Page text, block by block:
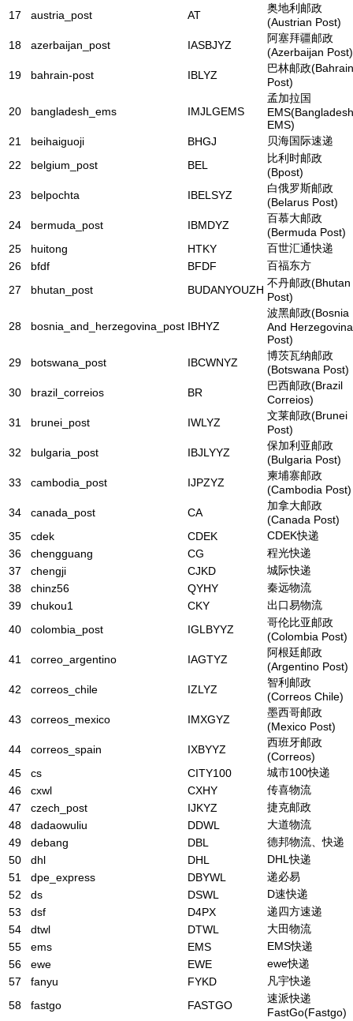
17
austria_post AT
奥地利邮政
(Austrian Post)
18
azerbaijan_post IASBJYZ
阿塞拜疆邮政
(Azerbaijan Post)
19
bahrain-post IBLYZ
巴林邮政(Bahrain
Post)
20 bangladesh_ems IMJLGEMS
孟加拉国
EMS(Bangladesh
EMS)
21
beihaiguoji BHGJ
贝海国际速递
22
belgium_post BEL
比利时邮政
(Bpost)
23
belpochta IBELSYZ
白俄罗斯邮政
(Belarus Post)
24
bermuda_post IBMDYZ
百慕大邮政
(Bermuda Post)
25
huitong HTKY
百世汇通快递
26
bfdf BFDF
百福东方
27
bhutan_post BUDANYOUZH
不丹邮政(Bhutan
Post)
28 bosnia_and_herzegovina_post IBHYZ
波黑邮政(Bosnia
And Herzegovina
Post)
29
botswana_post IBCWNYZ
博茨瓦纳邮政
(Botswana Post)
30
brazil_correios BR
巴西邮政(Brazil
Correios)
31
brunei_post IWLYZ
文莱邮政(Brunei
Post)
32
bulgaria_post IBJLYYZ
保加利亚邮政
(Bulgaria Post)
33
cambodia_post IJPZYZ
柬埔寨邮政
(Cambodia Post)
34
canada_post CA
加拿大邮政
(Canada Post)
35
cdek CDEK
CDEK快递
36
chengguang CG
程光快递
37
chengji CJKD
城际快递
38
chinz56 QYHY
秦远物流
39
chukou1 CKY
出口易物流
40
colombia_post IGLBYYZ
哥伦比亚邮政
(Colombia Post)
41
correo_argentino IAGTYZ
阿根廷邮政
(Argentino Post)
42
correos_chile IZLYZ
智利邮政
(Correos Chile)
43
correos_mexico IMXGYZ
墨西哥邮政
(Mexico Post)
44
correos_spain IXBYYZ
西班牙邮政
(Correos)
45
cs CITY100
城市100快递
46
cxwl CXHY
传喜物流
47
czech_post IJKYZ
捷克邮政
48
dadaowuliu DDWL
大道物流
49
debang DBL
德邦物流、快递
50
dhl DHL
DHL快递
51
dpe_express DBYWL
递必易
52
ds DSWL
D速快递
53
dsf D4PX
递四方速递
54
dtwl DTWL
大田物流
55
ems EMS
EMS快递
56
ewe EWE
ewe快递
57
fanyu FYKD
凡宇快递
58
fastgo FASTGO
速派快递
FastGo(Fastgo)